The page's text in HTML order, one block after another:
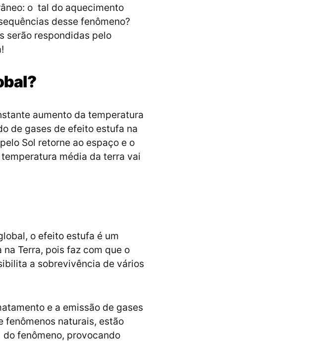
o tal do aquecimento
desse fenômeno?
serão respondidas pelo
aumento da temperatura
de gases de efeito estufa na
Sol retorne ao espaço e o
média da terra vai
o efeito estufa é um
Terra, pois faz com que o
a sobrevivência de vários
e a emissão de gases
fenômenos naturais, estão
fenômeno, provocando